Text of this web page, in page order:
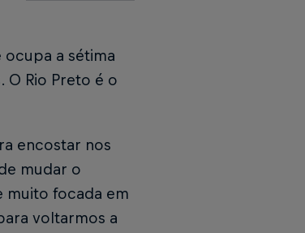
a sétima
O Rio Preto é o
encostar nos
mudar o
muito focada em
voltarmos a